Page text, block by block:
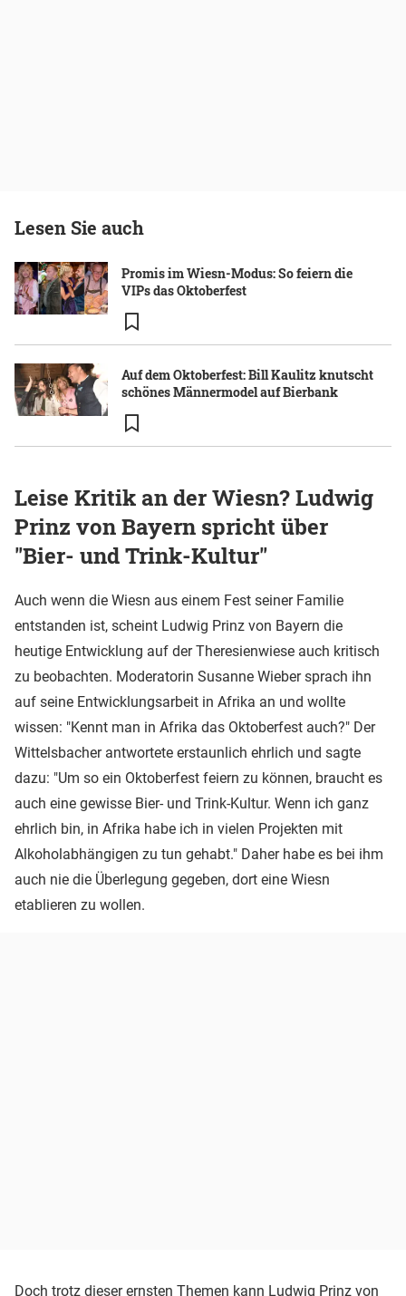
Lesen Sie auch
Promis im Wiesn-Modus: So feiern die
VIPs das Oktoberfest
Auf dem Oktoberfest: Bill Kaulitz knutscht
schönes Männermodel auf Bierbank
Leise Kritik an der Wiesn? Ludwig
Prinz von Bayern spricht über
"Bier- und Trink-Kultur"
Auch wenn die Wiesn aus einem Fest seiner Familie
entstanden ist, scheint Ludwig Prinz von Bayern die
heutige Entwicklung auf der Theresienwiese auch kritisch
zu beobachten. Moderatorin Susanne Wieber sprach ihn
auf seine Entwicklungsarbeit in Afrika an und wollte
wissen: "Kennt man in Afrika das Oktoberfest auch?" Der
Wittelsbacher antwortete erstaunlich ehrlich und sagte
dazu: "Um so ein Oktoberfest feiern zu können, braucht es
auch eine gewisse Bier- und Trink-Kultur. Wenn ich ganz
ehrlich bin, in Afrika habe ich in vielen Projekten mit
Alkoholabhängigen zu tun gehabt." Daher habe es bei ihm
auch nie die Überlegung gegeben, dort eine Wiesn
etablieren zu wollen.
Doch trotz dieser ernsten Themen kann Ludwig Prinz von